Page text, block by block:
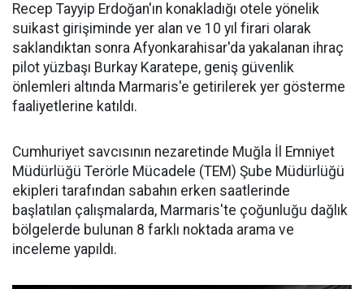
Recep Tayyip Erdoğan'ın konakladığı otele yönelik
suikast girişiminde yer alan ve 10 yıl firari olarak
saklandıktan sonra Afyonkarahisar'da yakalanan ihraç
pilot yüzbaşı Burkay Karatepe, geniş güvenlik
önlemleri altında Marmaris'e getirilerek yer gösterme
faaliyetlerine katıldı.
Cumhuriyet savcısının nezaretinde Muğla İl Emniyet
Müdürlüğü Terörle Mücadele (TEM) Şube Müdürlüğü
ekipleri tarafından sabahın erken saatlerinde
başlatılan çalışmalarda, Marmaris'te çoğunluğu dağlık
bölgelerde bulunan 8 farklı noktada arama ve
inceleme yapıldı.